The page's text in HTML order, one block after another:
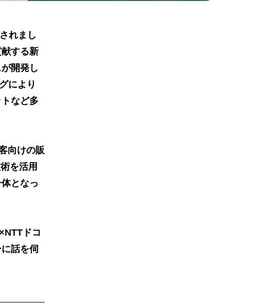
れまし
する新
開発し
により
など多
向けの販
を活用
となっ
ドコ
話を伺